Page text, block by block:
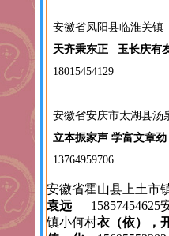
安徽省凤阳县临淮关镇
天齐秉东正 玉长庆有
18015454129
安徽省安庆市太湖县汤
立本振家声 学富文章
13764959706
安徽省霍山县上土市
袁远
镇小何村衣（依），